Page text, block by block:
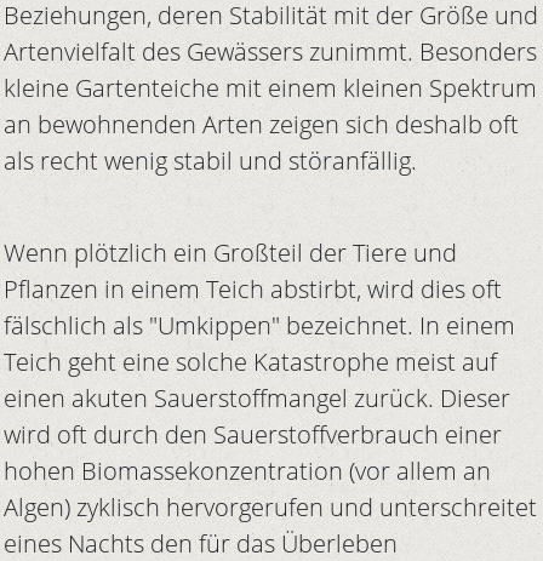
Beziehungen, deren Stabilität mit der Größe und
Artenvielfalt des Gewässers zunimmt. Besonders
kleine Gartenteiche mit einem kleinen Spektrum
an bewohnenden Arten zeigen sich deshalb oft
als recht wenig stabil und störanfällig.
Wenn plötzlich ein Großteil der Tiere und
Pflanzen in einem Teich abstirbt, wird dies oft
fälschlich als "Umkippen" bezeichnet. In einem
Teich geht eine solche Katastrophe meist auf
einen akuten Sauerstoffmangel zurück. Dieser
wird oft durch den Sauerstoffverbrauch einer
hohen Biomassekonzentration (vor allem an
Algen) zyklisch hervorgerufen und unterschreitet
eines Nachts den für das Überleben